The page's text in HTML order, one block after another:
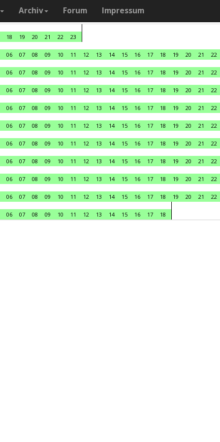
Archiv Forum Impressum
18 19 20 21 22
23
06 07 08 09 10 11 12 13 14 15 16 17 18 19 20 21 22
06 07 08 09 10 11 12 13 14 15 16 17 18 19 20 21 22
06 07 08 09 10 11 12 13 14 15 16 17 18 19 20 21 22
06 07 08 09 10 11 12 13 14 15 16 17 18 19 20 21 22
06 07 08 09 10 11 12 13 14 15 16 17 18 19 20 21 22
06 07 08 09 10 11 12 13 14 15 16 17 18 19 20 21 22
06 07 08 09 10 11 12 13 14 15 16 17 18 19 20 21 22
06 07 08 09 10 11 12 13 14 15 16 17 18 19 20 21 22
06 07 08 09 10 11 12 13 14 15 16 17 18 19 20 21 22
06 07 08 09 10 11 12 13 14 15 16 17 18